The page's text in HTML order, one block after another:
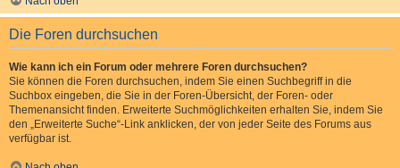
Die Foren durchsuchen
Wie kann ich ein Forum oder mehrere Foren durchsuchen?
Sie können die Foren durchsuchen, indem Sie einen Suchbegriff in die
Suchbox eingeben, die Sie in der Foren-Übersicht, der Foren- oder
Themenansicht finden. Erweiterte Suchmöglichkeiten erhalten Sie, indem Sie
den „Erweiterte Suche“-Link anklicken, der von jeder Seite des Forums aus
verfügbar ist.